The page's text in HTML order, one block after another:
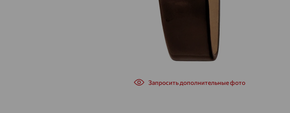
Запросить дополнительные фото